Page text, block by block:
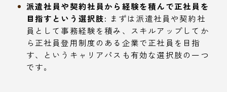
派遣社員や契約社員から経験を積んで正社員を
目指すという選択肢: まずは派遣社員や契約社
員として事務経験を積み、スキルアップしてか
ら正社員登用制度のある企業で正社員を目指
す、というキャリアパスも有効な選択肢の一つ
です。